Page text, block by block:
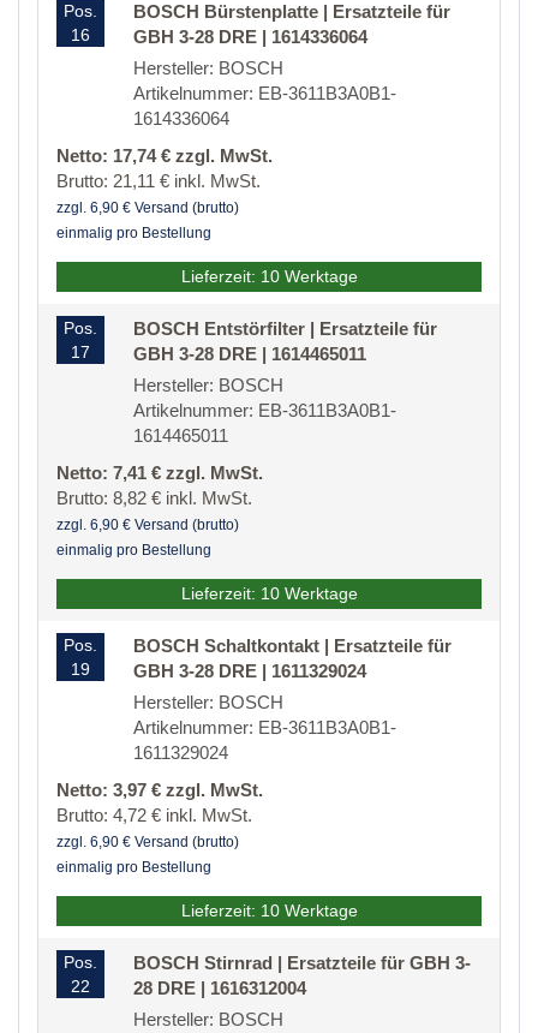
Pos.
16
BOSCH Bürstenplatte | Ersatzteile für
GBH 3-28 DRE | 1614336064
Hersteller: BOSCH
Artikelnummer: EB-3611B3A0B1-
1614336064
Netto: 17,74 € zzgl. MwSt.
Brutto: 21,11 € inkl. MwSt.
zzgl. 6,90 € Versand (brutto)
einmalig pro Bestellung
Lieferzeit: 10 Werktage
Pos.
17
BOSCH Entstörfilter | Ersatzteile für
GBH 3-28 DRE | 1614465011
Hersteller: BOSCH
Artikelnummer: EB-3611B3A0B1-
1614465011
Netto: 7,41 € zzgl. MwSt.
Brutto: 8,82 € inkl. MwSt.
zzgl. 6,90 € Versand (brutto)
einmalig pro Bestellung
Lieferzeit: 10 Werktage
Pos.
19
BOSCH Schaltkontakt | Ersatzteile für
GBH 3-28 DRE | 1611329024
Hersteller: BOSCH
Artikelnummer: EB-3611B3A0B1-
1611329024
Netto: 3,97 € zzgl. MwSt.
Brutto: 4,72 € inkl. MwSt.
zzgl. 6,90 € Versand (brutto)
einmalig pro Bestellung
Lieferzeit: 10 Werktage
Pos.
22
BOSCH Stirnrad | Ersatzteile für GBH 3-
28 DRE | 1616312004
Hersteller: BOSCH